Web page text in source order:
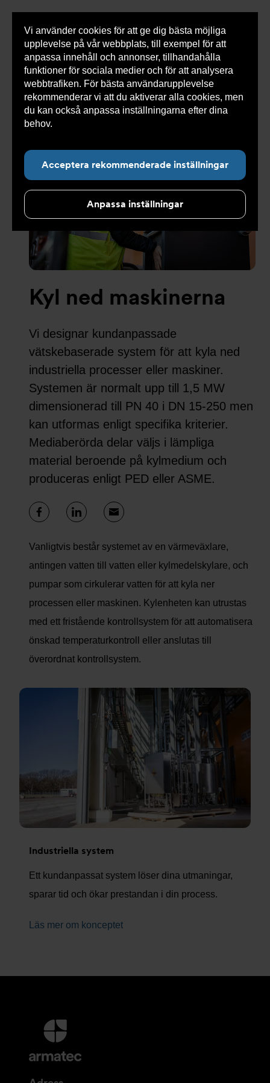
Vi använder cookies för att ge dig bästa möjliga
upplevelse på vår webbplats, till exempel för att
anpassa innehåll och annonser, tillhandahålla
funktioner för sociala medier och för att analysera
webbtrafiken. För bästa användarupplevelse
rekommenderar vi att du aktiverar alla cookies, men
du kan också anpassa inställningarna efter dina
behov.
Acceptera rekommenderade inställningar
Anpassa inställningar
0 varorSnabborder
Undernavigering för ”Koncept”
Kyl ned maskinerna
Vi designar kundanpassade
vätskebaserade system för att kyla ned
industriella processer eller maskiner.
Systemen är normalt upp till 1,5 MW
dimensionerad till PN 40 i DN 15-250 men
kan utformas enligt specifika kriterier.
Mediaberörda delar väljs i lämpliga
material beroende på kylmedium och
produceras enligt PED eller ASME.
Vanligtvis består systemet av en värmeväxlare,
antingen vatten till vatten eller kylmedelskylare, och
pumpar som cirkulerar vatten för att kyla ner
processen eller maskinen. Kylenheten kan utrustas
med ett fristående kontrollsystem för att automatisera
önskad temperaturkontroll eller anslutas till
överordnat kontrollsystem.
Industriella system
Ett kundanpassat system löser dina utmaningar,
sparar tid och ökar prestandan i din process.
Läs mer om konceptet
Ytterligare
information
och